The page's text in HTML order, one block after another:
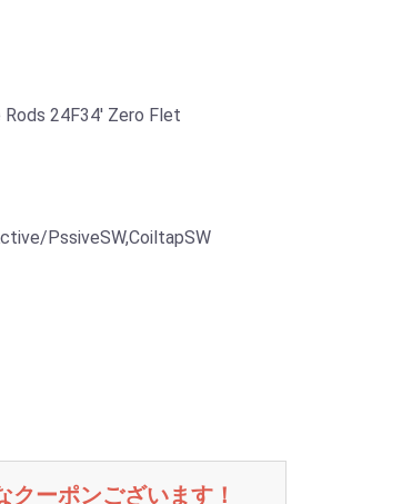
Rods 24F34' Zero Flet
PssiveSW,CoiltapSW
クーポンございます！